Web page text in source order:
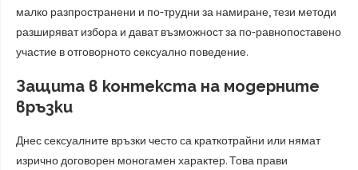
малко разпространени и по-трудни за намиране, тези методи
разширяват избора и дават възможност за по-равнопоставено
участие в отговорното сексуално поведение.
Защита в контекста на модерните
връзки
Днес сексуалните връзки често са краткотрайни или нямат
изрично договорен моногамен характер. Това прави